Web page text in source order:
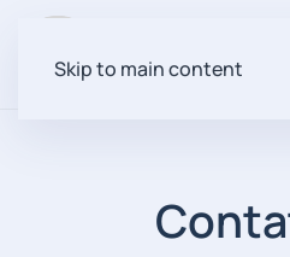
Skip to main content